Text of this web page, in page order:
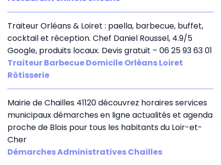
Traiteur Orléans & Loiret : paella, barbecue, buffet,
cocktail et réception. Chef Daniel Roussel, 4.9/5
Google, produits locaux. Devis gratuit – 06 25 93 63 01
Traiteur Barbecue Domicile Orléans Loiret
Rôtisserie
Mairie de Chailles 41120 découvrez horaires services
municipaux démarches en ligne actualités et agenda
proche de Blois pour tous les habitants du Loir-et-
Cher
Démarches Administratives Chailles